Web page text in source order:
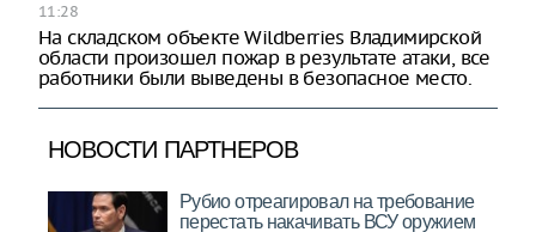
11:28
На складском объекте Wildberries Владимирской
области произошел пожар в результате атаки, все
работники были выведены в безопасное место.